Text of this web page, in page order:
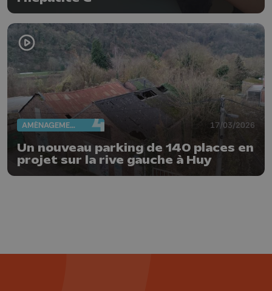
AMÉNAGEMENT DU TERRITOIRE 17/03/2026
Un nouveau parking de 140 places en
projet sur la rive gauche à Huy